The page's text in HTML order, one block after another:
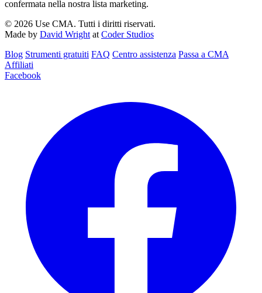
confermata nella nostra lista marketing.
© 2026 Use CMA. Tutti i diritti riservati.
Made by David Wright at Coder Studios
Blog‎ Strumenti gratuiti FAQ Centro assistenza Passa a CMA
Affiliati
Facebook